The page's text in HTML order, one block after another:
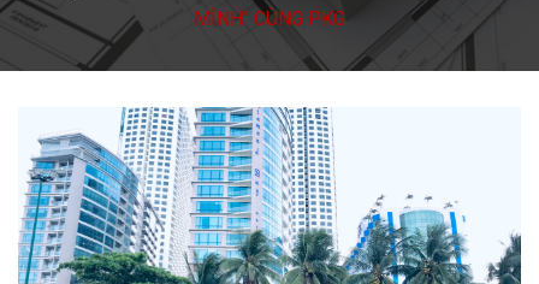
MÌNH" CÙNG PKG